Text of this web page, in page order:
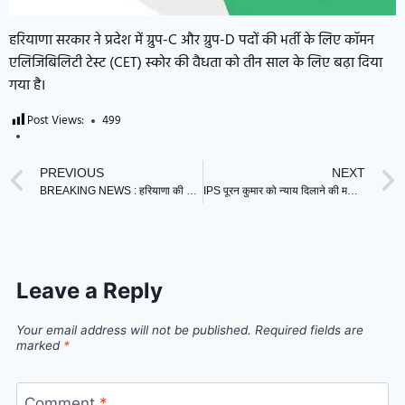
हरियाणा सरकार ने प्रदेश में ग्रुप-C और ग्रुप-D पदों की भर्ती के लिए कॉमन
एलिजिबिलिटी टेस्ट (CET) स्कोर की वैधता को तीन साल के लिए बढ़ा दिया
गया है।
Post Views: 499
PREVIOUS NEXT
IPS पूरन कुमार को न्याय दिलाने की महापंचायत में पूर्व सांसद राजकुमार सैनी के बयान पर हंगामा, देखें वीडियो
Leave a Reply
Your email address will not be published. Required fields are
marked *